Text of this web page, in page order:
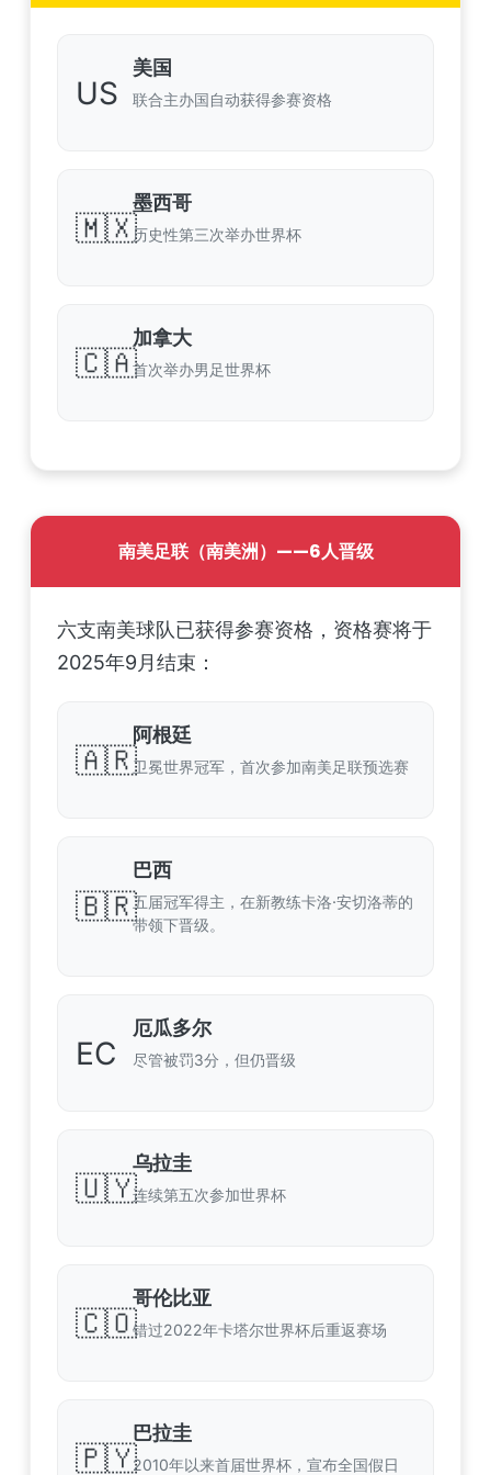
US
美国
联合主办国自动获得参赛资格
🇲🇽
墨西哥
历史性第三次举办世界杯
🇨🇦
加拿大
首次举办男足世界杯
南美足联（南美洲）——6人晋级
六支南美球队已获得参赛资格，资格赛将于
2025年9月结束：
🇦🇷
阿根廷
卫冕世界冠军，首次参加南美足联预选赛
🇧🇷
巴西
五届冠军得主，在新教练卡洛·安切洛蒂的
带领下晋级。
EC
厄瓜多尔
尽管被罚3分，但仍晋级
🇺🇾
乌拉圭
连续第五次参加世界杯
🇨🇴
哥伦比亚
错过2022年卡塔尔世界杯后重返赛场
🇵🇾
巴拉圭
2010年以来首届世界杯，宣布全国假日